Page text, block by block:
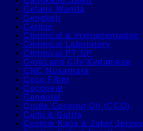
Celana Wanita
Cengkeh
Cermin
Chemical & Instrumentation
Chemical Laboratory
Chemical PT SP
CitraLand City Kedamean
CNC Nusantara
Coco Fiber
Cocopeat
Condotel
Crude Coconut Oil (CCO)
Cumi & Gurita
Custom Kaos & Jaket Jersey